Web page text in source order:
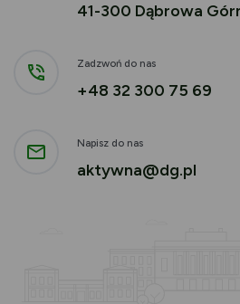
41-300 Dąbrowa
Zadzwoń do nas
+48 32 300 75 69
Napisz do nas
aktywna@dg.pl